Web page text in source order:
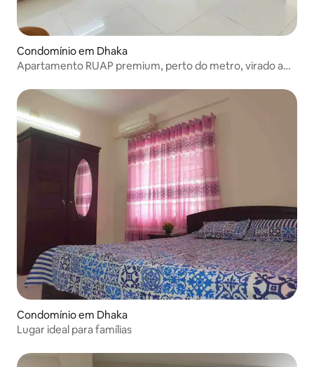
Condomínio em Dhaka
Apartamento RUAP premium, perto do metro, virado a
Condomínio em Dhaka
Lugar ideal para famílias